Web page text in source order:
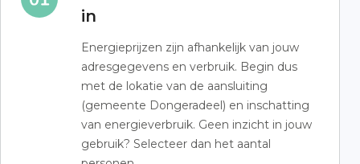
in
Energieprijzen zijn afhankelijk van jouw
adresgegevens en verbruik. Begin dus
met de lokatie van de aansluiting
(gemeente Dongeradeel) en inschatting
van energieverbruik. Geen inzicht in jouw
gebruik? Selecteer dan het aantal